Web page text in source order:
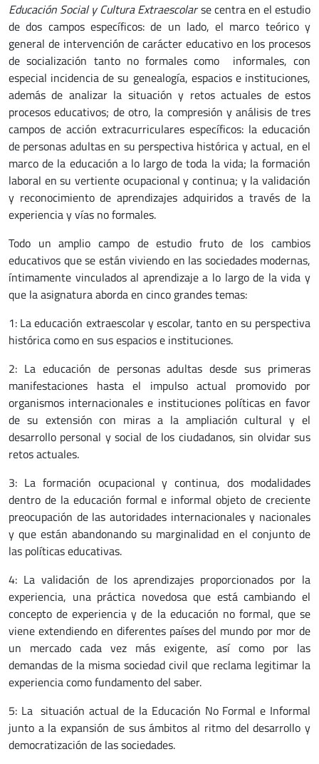
Educación Social y Cultura Extraescolarse centra en el estudio
de dos campos específicos: de un lado, el marco teórico y
general de intervención de carácter educativo en los procesos
de socialización tanto no formales como informales, con
especial incidencia de su genealogía, espacios e instituciones,
además de analizar la situación y retos actuales de estos
procesos educativos; de otro, la compresión y análisis de tres
campos de acción extracurriculares específicos: la educación
de personas adultas en su perspectiva histórica y actual, en el
marco de la educación a lo largo de toda la vida; la formación
laboral en su vertiente ocupacional y continua; y la validación
y reconocimiento de aprendizajes adquiridos a través de la
experiencia y vías no formales.
Todo un amplio campo de estudio fruto de los cambios
educativos que se están viviendo en las sociedades modernas,
íntimamente vinculados al aprendizaje a lo largo de la vida y
que la asignatura aborda en cinco grandes temas:
1: La educación extraescolar y escolar, tanto en su perspectiva
histórica como en sus espacios e instituciones.
2: La educación de personas adultas desde sus primeras
manifestaciones hasta el impulso actual promovido por
organismos internacionales e instituciones políticas en favor
de su extensión con miras a la ampliación cultural y el
desarrollo personal y social de los ciudadanos, sin olvidar sus
retos actuales.
3: La formación ocupacional y continua, dos modalidades
dentro de la educación formal e informal objeto de creciente
preocupación de las autoridades internacionales y nacionales
y que están abandonando su marginalidad en el conjunto de
las políticas educativas.
4: La validación de los aprendizajes proporcionados por la
experiencia, una práctica novedosa que está cambiando el
concepto de experiencia y de la educación no formal, que se
viene extendiendo en diferentes países del mundo por mor de
un mercado cada vez más exigente, así como por las
demandas de la misma sociedad civil que reclama legitimar la
experiencia como fundamento del saber.
5: La situación actual de la Educación No Formal e Informal
junto a la expansión de sus ámbitos al ritmo del desarrollo y
democratización de las sociedades.